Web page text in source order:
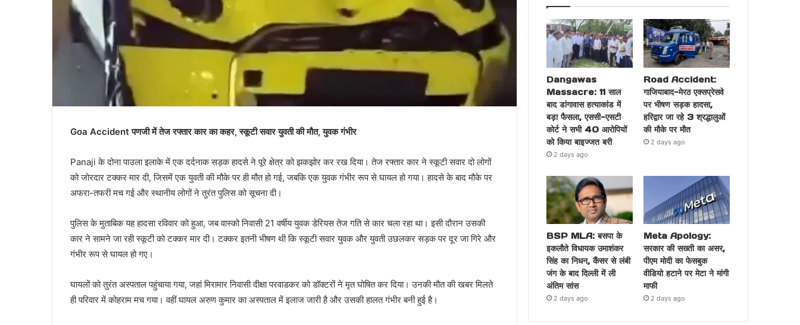
Goa Accident पणजी में तेज रफ्तार कार का कहर, स्कूटी सवार युवती की मौत, युवक गंभीर
Panaji के दोना पाउला इलाके में एक दर्दनाक सड़क हादसे ने पूरे क्षेत्र को झकझोर कर रख दिया। तेज रफ्तार कार ने स्कूटी सवार दो लोगों
को जोरदार टक्कर मार दी, जिसमें एक युवती की मौके पर ही मौत हो गई, जबकि एक युवक गंभीर रूप से घायल हो गया। हादसे के बाद मौके पर
अफरा-तफरी मच गई और स्थानीय लोगों ने तुरंत पुलिस को सूचना दी।
पुलिस के मुताबिक यह हादसा रविवार को हुआ, जब वास्को निवासी 21 वर्षीय युवक डेरियस तेज गति से कार चला रहा था। इसी दौरान उसकी
कार ने सामने जा रही स्कूटी को टक्कर मार दी। टक्कर इतनी भीषण थी कि स्कूटी सवार युवक और युवती उछलकर सड़क पर दूर जा गिरे और
गंभीर रूप से घायल हो गए।
घायलों को तुरंत अस्पताल पहुंचाया गया, जहां मिरामार निवासी दीक्षा परवाडकर को डॉक्टरों ने मृत घोषित कर दिया। उनकी मौत की खबर मिलते
ही परिवार में कोहराम मच गया। वहीं घायल अरुण कुमार का अस्पताल में इलाज जारी है और उसकी हालत गंभीर बनी हुई है।
Dangawas
Massacre: 11 साल
बाद डांगावास हत्याकांड में
बड़ा फैसला, एससी-एसटी
कोर्ट ने सभी 40 आरोपियों
को किया बाइज्जत बरी
2 days ago
Road Accident:
गाजियाबाद-मेरठ एक्सप्रेसवे
पर भीषण सड़क हादसा,
हरिद्वार जा रहे 3 श्रद्धालुओं
की मौके पर मौत
2 days ago
BSP MLA: बसपा के
इकलौते विधायक उमाशंकर
सिंह का निधन, कैंसर से लंबी
जंग के बाद दिल्ली में ली
अंतिम सांस
2 days ago
Meta Apology:
सरकार की सख्ती का असर,
पीएम मोदी का फेसबुक
वीडियो हटाने पर मेटा ने मांगी
माफी
2 days ago